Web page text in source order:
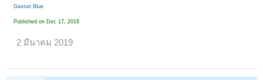
Gaston Blue
Published on Dec 17, 2018
2 มีนาคม 2019